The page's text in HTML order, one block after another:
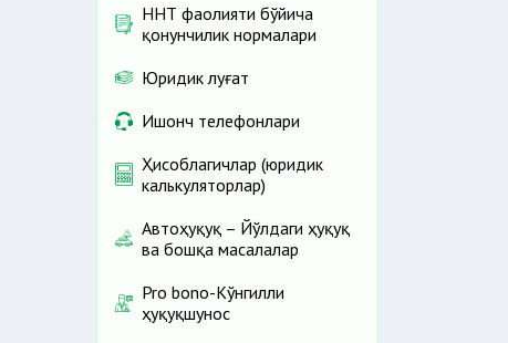
ННТ фаолияти бўйича
қонунчилик нормалари
Юридик луғат
Ишонч телефонлари
Ҳисоблагичлар (юридик
калькуляторлар)
Автоҳуқуқ – Йўлдаги ҳуқуқ
ва бошқа масалалар
Pro bono-Кўнгилли
ҳуқуқшунос